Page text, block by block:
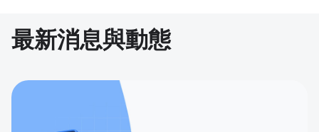
最新消息與動態